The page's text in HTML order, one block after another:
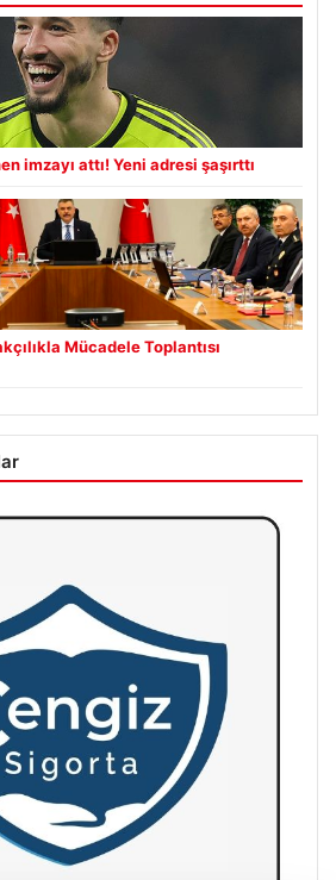
imzayı attı! Yeni adresi şaşırttı
Mücadele Toplantısı